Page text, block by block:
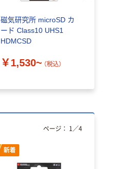
磁気研究所 microSD カ
ード Class10 UHS1
HDMCSD
￥1,530~ （税込）
新着
ページ： 1 ／4